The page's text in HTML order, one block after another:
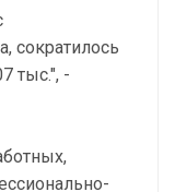
сократилось
тыс.", -